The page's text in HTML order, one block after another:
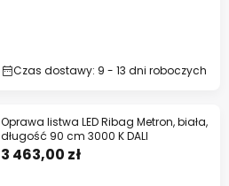
Czas dostawy: 9 - 13 dni roboczych
Oprawa listwa LED Ribag Metron, biała,
długość 90 cm 3000 K DALI
3 463,00 zł